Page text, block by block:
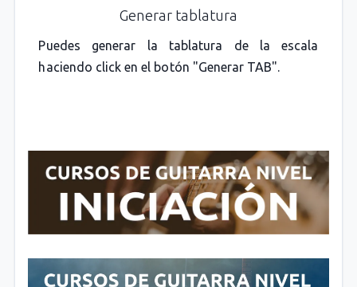
Generar tablatura
Puedes generar la tablatura de la escala
haciendo click en el botón "Generar TAB".